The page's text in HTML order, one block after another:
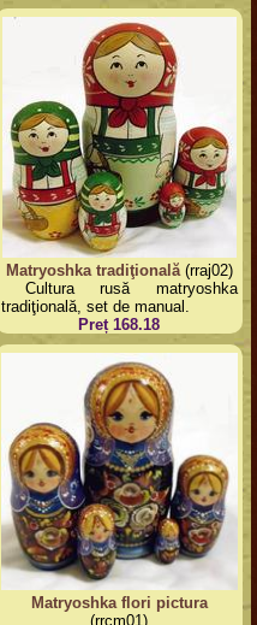
Matryoshka tradiţională(rraj02)
Cultura rusă matryoshka
tradiţională, set de manual.
Preț 168.18
Matryoshka flori pictura
(rrcm01)